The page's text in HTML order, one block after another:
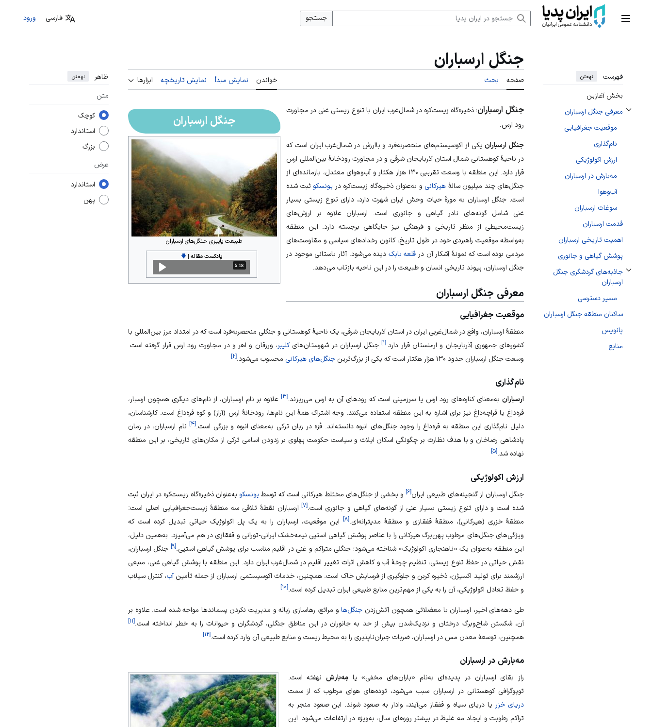
منوی اصلی
جستجو فارسی ورود
فهرست نهفتن
بخش آغازین
معرفی جنگل ارسباران
تغییر وضعیت زیربخش‌های معرفی جنگل ارسباران
موقعیت جغرافیایی
نام‌گذاری
ارزش اکولوژیکی
مه‌بارش در ارسباران
آب‌وهوا
سوغات ارسباران
قدمت ارسباران
اهمیت تاریخی ارسباران
پوشش گیاهی و جانوری
جاذبه‌های گردشگری جنگل
ارسباران
تغییر وضعیت زیربخش‌های جاذبه‌های گردشگری جنگل ارسباران
مسیر دسترسی
ساکنان منطقه جنگل ارسباران
پانویس
منابع
جنگل ارسباران
صفحه بحث خواندن نمایش مبدأ نمایش تاریخچه ابزارها ظاهر نهفتن
متن
کوچک
استاندارد
بزرگ
عرض
استاندارد
پهن
جنگل ارسباران
طبیعت پاییزی جنگل‌های ارسباران
پادکست مقاله |
🡇
مدت: 5 دقیقه و 18 ثانیه
5:18
جنگل ارسباران؛ ذخیره‌گاه زیست‌کره در شمال‌غرب ایران با تنوع زیستی غنی در مجاورت
رود ارس.
جنگل ارسبارانیکی از اکوسیستم‌های منحصربه‌فرد و باارزش در شمال‌غرب ایران است که
در ناحیهٔ کوهستانی شمال استان آذربایجان شرقی و در مجاورت رودخانهٔ بین‌المللی ارس
قرار دارد. این منطقه با وسعت تقریبی ۱۳۰ هزار هکتار و آب‌وهوای معتدل، بازمانده‌ای از
جنگل‌های چند میلیون سالهٔ هیرکانی و به‌عنوانذخیره‌گاه زیست‌کره در یونسکو ثبت شده
است. جنگل ارسباران به موزهٔحیات وحش ایران شهرت دارد، دارای تنوع زیستی بسیار
غنی شامل گونه‌های نادر گیاهی و جانوری است. ارسباران علاوه بر ارزش‌های
زیست‌محیطی از منظر تاریخی و فرهنگی نیز جایگاهی برجسته دارد. این منطقه
به‌واسطه موقعیت راهبردی خود در طول تاریخ، کانون رخدادهای سیاسی و مقاومت‌های
مردمی بوده است که نمونهٔ آشکار آن در قلعه بابک دیده می‌شود. آثار باستانی موجود در
جنگل ارسباران، پیوند تاریخی انسان و طبیعت را در این ناحیه بازتاب می‌دهد.
معرفی جنگل ارسباران
موقعیت جغرافیایی
منطقهٔ ارسباران، واقع در شمال‌غربی ایران در استان آذربایجان شرقی، یک ناحیهٔ کوهستانی و جنگلی منحصربه‌فرد است که در امتداد مرز بین‌المللی با
کشورهایجمهوری آذربایجان و ارمنستان قرار دارد. [۱]جنگل ارسباران در شهرستان‌هایکلیبر، ورزقان و اهر و در مجاورت رود ارس قرار گرفته است.
وسعت جنگل ارسباران حدود ۱۳۰ هزار هکتار است که یکی از بزرگ‌ترین
جنگل‌های هیرکانی محسوب می‌شود. [۲]
نام‌گذاری
ارسبارانبه‌معنای کناره‌های رود ارس یا سرزمینی است که رودهای آن به ارس می‌ریزند.[۳] علاوه بر نام ارسباران، از نام‌های دیگری همچون ارسبار،
قره‌داغ یا قراچه‌داغ نیز برای اشاره به این منطقه استفاده می‌کنند. وجه اشتراک همهٔ این نام‌ها، رودخانهٔ ارس (آراز) وکوه قره‌داغ است. کارشناسان،
دلیل نام‌گذاری این منطقه به قره‌داغ را وجود جنگل‌های انبوه دانسته‌اند. قَرَه در زبان ترکی به‌معنای انبوه و بزرگی است.[۴]نام ارسباران، در زمان
پادشاهی رضاخان و با هدف نظارت بر چگونگی اسکان ایلات و سیاست حکومت پهلوی بر زدودن اسامی ترکی از مکان‌های تاریخی، بر این منطقه
نهاده شد.[۵]
ارزش اکولوژیکی
جنگل ارسباران از گنجینه‌های طبیعی ایران[۶]و بخشی از جنگل‌های مختلط هیرکانی است که توسط یونسکو به‌عنوانذخیره‌گاه زیست‌کره در ایران ثبت
شده است و دارای تنوع زیستی بسیار غنی از گونه‌های گیاهی و جانوری است. [۷]ارسباران نقطهٔ تلاقی سه منطقهٔ زیست‌جغرافیایی اصلی است:
منطقهٔ خزری (هیرکانی)، منطقهٔ قفقازی و منطقهٔ مدیترانه‌ای. [۸]
این موقعیت، ارسباران را به یک پل اکولوژیک حیاتی تبدیل کرده است که
ویژگی‌های جنگل‌های مرطوب پهن‌برگ هیرکانی را با عناصر پوشش گیاهی استپی نیمه‌خشک ایرانی-تورانی و قفقازی در هم می‌آمیزد. به‌همین دلیل،
این منطقه به‌عنوان یک «ناهنجاری اکولوژیک» شناخته می‌شود؛ جنگلی متراکم و غنی در اقلیم مناسب برای پوشش گیاهی استپی.[۹] جنگل ارسباران،
نقش حیاتی در حفظ تنوع زیستی، تنظیمچرخهٔ آبو کاهش اثرات تغییر اقلیم در شمال‌غرب ایران دارد. این منطقه با پوشش گیاهی غنی، منبعی
ارزشمند برای تولید اکسیژن، ذخیرهکربن و جلوگیری ازفرسایش خاک است. همچنین، خدمات اکوسیستمی ارسباران از جمله تأمینآب،کنترل سیلاب
و حفظ تعادل اکولوژیکی، آن را به یکی از مهم‌ترین منابع طبیعی ایران تبدیل کرده است. [۱۰]
طی دهه‌های اخیر، ارسباران با معضلاتی همچون آتش‌زدن جنگل‌هاو مراتع، رهاسازی زبالهو مدیریت نکردن پسماندها مواجه شده است. علاوه بر
آن، شکستن شاخ‌وبرگ درختان و نزدیک‌شدن بیش از حد به جانوران در این مناطق جنگلی، گردشگران و حیوانات را به خطر انداخته است. [۱۱]
همچنین، توسعهٔ معدن مس در ارسباران، ضربات جبران‌ناپذیری را به محیط زیست و منابع طبیعی آن وارد کرده است. [۱۲]
مه‌بارش در ارسباران
راز بقای ارسباران در پدیده‌ای به‌نام «باران‌های مخفی» یامِه‌بارش نهفته است.
توپوگرافی کوهستانی در ارسباران سبب می‌شود، توده‌های هوای مرطوب که از سمت
دریای خزر یا دریای سیاه و قفقاز می‌آیند، وادار به صعود شوند. این صعود منجر به
تراکم رطوبت و ایجاد مه غلیظ در بیشتر روزهای سال، به‌ویژه در ارتفاعات می‌شود. این